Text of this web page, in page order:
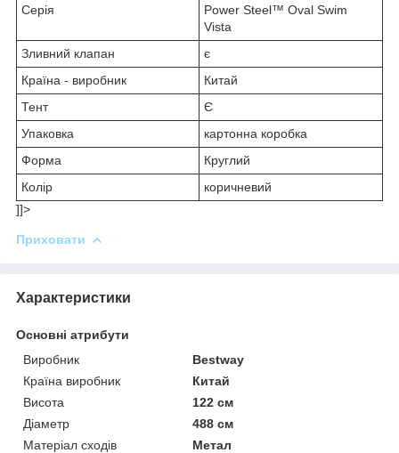
Серія
Power Steel™ Oval Swim
Vista
Зливний клапан
є
Країна - виробник
Китай
Тент
Є
Упаковка
картонна коробка
Форма
Круглий
Колір
коричневий
]]>
Приховати
Характеристики
Основні атрибути
Виробник
Bestway
Країна виробник
Китай
Висота
122 см
Діаметр
488 см
Матеріал сходів
Метал